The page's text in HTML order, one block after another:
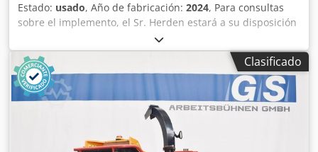
Estado: usado, Año de fabricación: 2024, Para consultas
sobre el implemento, el Sr. Herden estará a su disposición
(por teléfono). Seppi M. MINI-BMS 105 / Trituradora
forestal / incl. OQ45-5 / incl. CUT CONTROL / 5-10 t /
Equipo DEMO / en stock y disponible de inmediato / en
muy buen estado Precio: 20.090,00 € neto / 23.907,10 €
bruto - Ancho de trabajo: 1,05 m - Ancho total: 1,20 m -
Profundidad: 1,03 m - Altura: 0,72 m - Trituradora para
montaje en excavadora - Para triturar a lo largo de costas
de ríos, en zonas forestales y en otros lugares de difícil
Clasificado